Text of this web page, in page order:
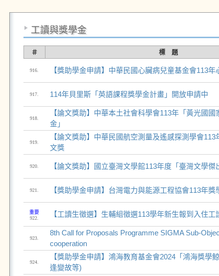
工讀與獎學金
＃ 標 題
916. 【獎助學金申請】中華民國心臟病兒童基金會113
917. 114年貝里斯「英語課程獎學金計畫」開放申請中
918.
【論文獎助】中華本土社會科學會113年「黃光國
金」
919.
【論文獎助】中華民國航空測量及遙感探測學會
文獎
920. 【論文獎助】國立臺灣文學館113年度「臺灣文學
921. 【獎助學金申請】台灣電力與能源工程協會113年獎
重要
922.
【工讀生徵選】生輔組徵選113學年新生報到入住工
923.
8th Call for Proposals Programme SIGMA Sub-
cooperation
924.
【獎助學金申請】鴻海教育基金會2024「鴻海獎學
逢變故等)